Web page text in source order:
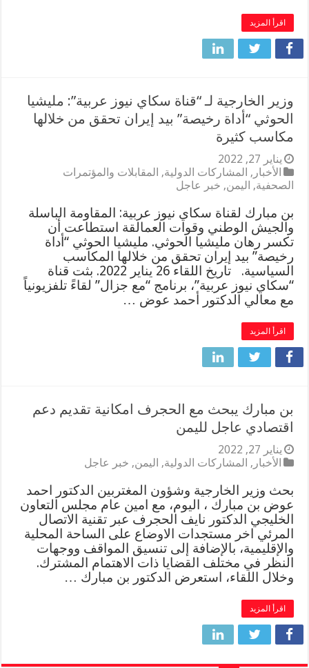
اقرأ المزيد
وزير الخارجية لـ “قناة سكاي نيوز عربية”: مليشيا
الحوثي “أداة رخيصة” بيد إيران تحقق من خلالها
مكاسب كثيرة
يناير 27, 2022
الأخبار , المشاركات الدولية, المقابلات والمؤتمرات
الصحفية, اليمن, خبر عاجل
بن مبارك لقناة سكاي نيوز عربية: المقاومة الباسلة
والجيش الوطني وقوات العمالقة استطاعت أن
تكسر رهان مليشيا الحوثي. مليشيا الحوثي “أداة
رخيصة” بيد إيران تحقق من خلالها المكاسب
السياسية. تاريخ اللقاء 26 يناير 2022. بثت قناة
“سكاي نيوز عربية”، برنامج “مع جزال” لقاءً تلفزيونياً
مع معالي الدكتور أحمد عوض …
اقرأ المزيد
بن مبارك يبحث مع الحجرف امكانية تقديم دعم
اقتصادي عاجل لليمن
يناير 27, 2022
الأخبار , المشاركات الدولية, اليمن, خبر عاجل
بحث وزير الخارجية وشؤون المغتربين الدكتور احمد
عوض بن مبارك ، اليوم، مع امين عام مجلس التعاون
الخليجي الدكتور نايف الحجرف عبر تقنية الاتصال
المرئي اخر مستجدات الاوضاع على الساحة المحلية
والإقليمية، بالإضافة إلى تنسيق المواقف ووجهات
النظر في مختلف القضايا ذات الاهتمام المشترك.
وخلال اللقاء، استعرض الدكتور بن مبارك …
اقرأ المزيد